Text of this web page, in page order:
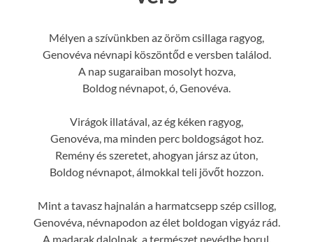
Mélyen a szívünkben az öröm csillaga ragyog,
Genovéva névnapi köszöntőd e versben találod.
A nap sugaraiban mosolyt hozva,
Boldog névnapot, ó, Genovéva.
Virágok illatával, az ég kéken ragyog,
Genovéva, ma minden perc boldogságot hoz.
Remény és szeretet, ahogyan jársz az úton,
Boldog névnapot, álmokkal teli jövőt hozzon.
Mint a tavasz hajnalán a harmatcsepp szép csillog,
Genovéva, névnapodon az élet boldogan vigyáz rád.
A madarak dalolnak, a természet nevédbe borul,